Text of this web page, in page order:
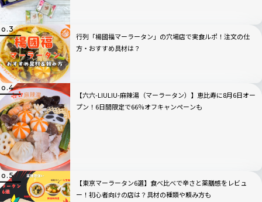
行列「楊國福マーラータン」の穴場店で実食ルポ！注文の仕
方・おすすめ具材は？
【六六-LIULIU-麻辣湯（マーラータン）】恵比寿に8月6日オー
プン！6日間限定で66％オフキャンペーンも
【東京マーラータン6選】食べ比べで辛さと薬膳感をレビュ
ー！初心者向けの店は？具材の種類や頼み方も